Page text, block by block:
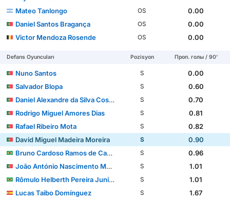
Mateo Tanlongo
OS
0.00
Daniel Santos Bragança
OS
0.00
Victor Mendoza Rosende
OS 0.00
Defans Oyuncuları Pozisyon Проп. голы / 90'
Nuno Santos S
0.00
Salvador Blopa
S
0.60
Daniel Alexandre da Silva Costa
S
0.70
Rodrigo Miguel Amores Dias
S
0.81
Rafael Ribeiro Mota
S
0.82
David Miguel Madeira Moreira
S
0.90
Bruno Cardoso Ramos de Carvalho
S
0.96
João António Nascimento Muniz
S
1.01
Rômulo Helberth Pereira Junior
S
1.01
Lucas Taibo Domínguez
S 1.67